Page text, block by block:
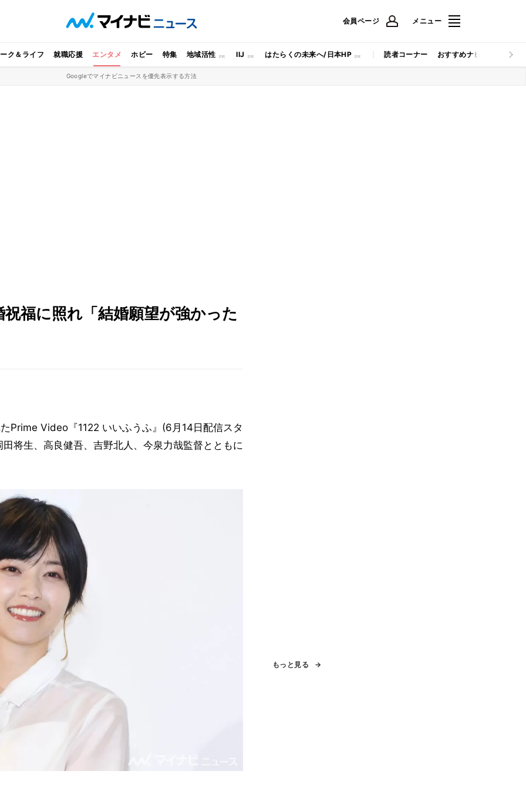
会員ページ メニュー
ク＆ライフ 就職応援 エンタメ ホビー 特集 地域活性 IIJ はたらくの未来へ/日本HP 読者コーナー おすすめナビ マイナビ
Googleでマイナビニュースを優先表示する方法
福に照れ「結婚願望が強かった
Prime Video『1122 いいふうふ』(6月14日配信スタ
将生、高良健吾、吉野北人、今泉力哉監督とともに
もっと見る